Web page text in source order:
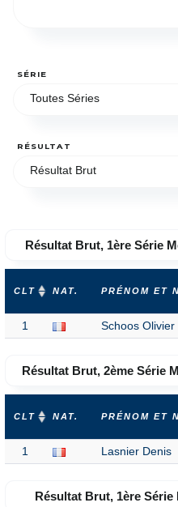
SÉRIE
Toutes Séries
RÉSULTAT
Résultat Brut
Résultat Brut, 1ère Série
CLT NAT. PRÉNOM ET
1 Schoos Olivier
Résultat Brut, 2ème Série
CLT NAT. PRÉNOM ET
1 Lasnier Denis
Résultat Brut, 1ère